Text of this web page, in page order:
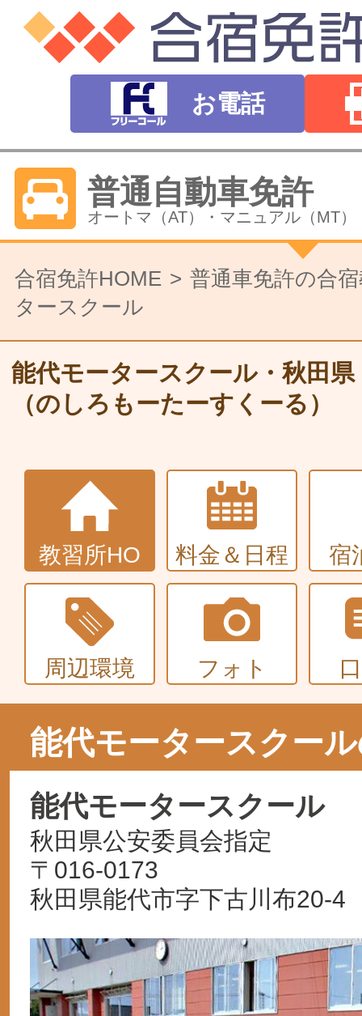
お電話
普通自動車免許
オートマ（AT）・マニュアル（MT）
バイク免許
普通二輪（中型二輪）・大型二輪
大型〜二種免許
中型・大型特殊・けん引・大型二種
普通車+バイク
同時取得
合宿免許HOME
普通車免許の合
タースクール
能代モータースクール・秋田県
（のしろもーたーすくーる）
教習所HO 料金＆日程 宿
周辺環境 フォト
能代モータースクー
能代モータースクール
秋田県公安委員会指定
〒016-0173
秋田県能代市字下古川布20-4